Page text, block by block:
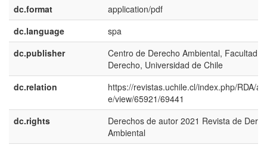
dc.format
application/pdf
dc.language
spa
dc.publisher
Centro de Derecho Ambiental, Facultad
Derecho, Universidad de Chile
dc.relation
https://revistas.uchile.cl/index.php/RDA/
e/view/65921/69441
dc.rights
Derechos de autor 2021 Revista de
Ambiental